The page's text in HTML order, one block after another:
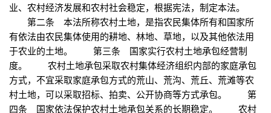
业、农村经济发展和农村社会稳定，根据宪法，制定本法。
第二条 本法所称农村土地，是指农民集体所有和国家所
有依法由农民集体使用的耕地、林地、草地，以及其他依法用
于农业的土地。 第三条 国家实行农村土地承包经营制
度。 农村土地承包采取农村集体经济组织内部的家庭承包
方式，不宜采取家庭承包方式的荒山、荒沟、荒丘、荒滩等农
村土地，可以采取招标、拍卖、公开协商等方式承包。 第
四条 国家依法保护农村土地承包关系的长期稳定。 农村